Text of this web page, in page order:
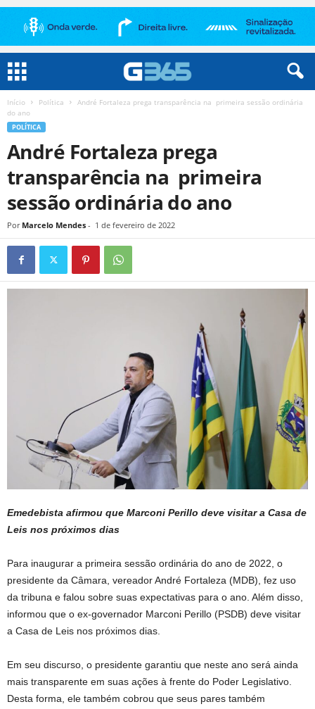
Início Política
André Fortaleza prega transparência na primeira sessão ordinária
do ano
POLÍTICA
André Fortaleza prega
transparência na primeira
sessão ordinária do ano
Por Marcelo Mendes - 1 de fevereiro de 2022
Emedebista afirmou que Marconi Perillo deve visitar a Casa de
Leis nos próximos dias
Para inaugurar a primeira sessão ordinária do ano de 2022, o
presidente da Câmara, vereador André Fortaleza (MDB), fez uso
da tribuna e falou sobre suas expectativas para o ano. Além disso,
informou que o ex-governador Marconi Perillo (PSDB) deve visitar
a Casa de Leis nos próximos dias.
Em seu discurso, o presidente garantiu que neste ano será ainda
mais transparente em suas ações à frente do Poder Legislativo.
Desta forma, ele também cobrou que seus pares também